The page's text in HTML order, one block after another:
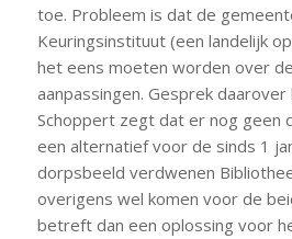
toe. Probleem is dat de
Keuringsinstituut (een landelijk
het eens moeten worden over
aanpassingen. Gesprek
Schoppert zegt dat er nog geen
een alternatief voor de sinds 1
dorpsbeeld verdwenen
overigens wel komen voor de
betreft dan een oplossing voor